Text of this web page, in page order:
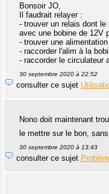
Bonsoir JO,
Il faudrait relayer :
- trouver un relais dont le
avec une bobine de 12V
- trouver une
- raccorder l'alim à la
- raccorder le circulateur
30 septembre 2020 à 22:52
consulter ce sujet
Nono doit maintenant
le mettre sur le bon, sans
30 septembre 2020 à 13:43
consulter ce sujet